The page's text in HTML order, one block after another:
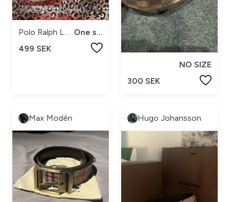
Polo Ralph Lauren
One size
499 SEK
NO SIZE
300 SEK
Max Modén Hugo Johansson